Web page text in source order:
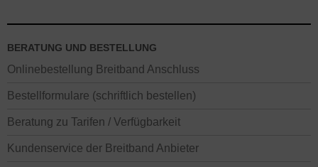
BERATUNG UND BESTELLUNG
Onlinebestellung Breitband Anschluss
Bestellformulare (schriftlich bestellen)
Beratung zu Tarifen / Verfügbarkeit
Kundenservice der Breitband Anbieter